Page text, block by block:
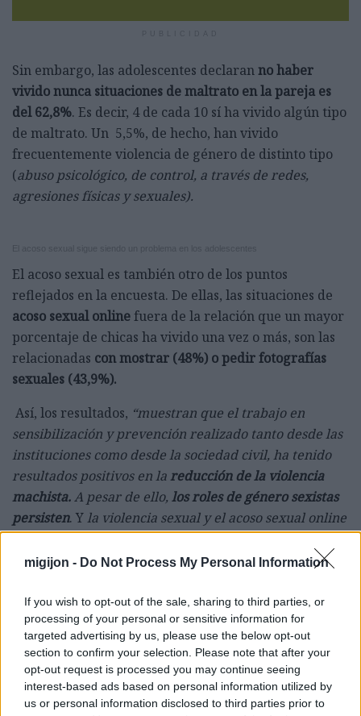
migijon - Do Not Process My Personal Information
If you wish to opt-out of the sale, sharing to third parties, or
processing of your personal or sensitive information for
targeted advertising by us, please use the below opt-out
section to confirm your selection. Please note that after your
opt-out request is processed you may continue seeing
interest-based ads based on personal information utilized by
us or personal information disclosed to third parties prior to
Sin embargo, las adolescentes declaranno haber
vivido nunca situaciones de maltrato en la pareja es
del 62,8%. Es decir, 4 de cada 10 sí ha vivido algún tipo
de maltrato. Un 5,5%, de hecho, han vivido
frecuentemente violencia de género de distinto tipo
(abuso psicológico, de control, a través de redes,
agresiones físicas y sexuales).
El acoso sexual sigue siendo un problema en los adolescentes
El acoso sexual es también otro de los puntos
reflejados en la encuesta. De ellas, las situaciones de
acoso sexual onlinefuera de la relación que un mayor
porcentaje de chicas ha vivido una vez o más, son las
relacionadas con mostrar (48%) o pedir fotografías
sexuales (43,9%).
Así, los resultados, “muestran que el trabajo en
sensibilización y prevención realizado tanto desde las
instituciones como desde la sociedad civil, ha tenido
resultados positivos en lareducción de la violencia
machista.A pesar de ello, los roles de género sexistas
persisten. Yla violencia sexual y el acoso sexual online
sufrido por adolescentes aumentan
significativamente, por lo que es indispensable seguir
combatir estas formas de violencia machistas”,recoge
la web de la Moncloa.